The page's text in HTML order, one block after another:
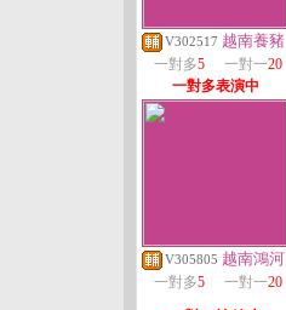
V302517 越南養豬
一對多5 一對一20
一對多表演中
V305805 越南鴻河
一對多5 一對一20